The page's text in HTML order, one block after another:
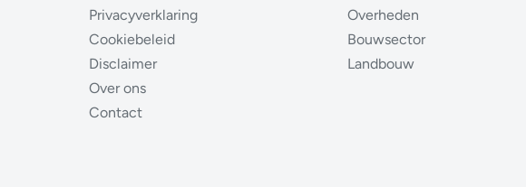
Privacyverklaring
Cookiebeleid
Disclaimer
Over ons
Contact
Overheden
Bouwsector
Landbouw